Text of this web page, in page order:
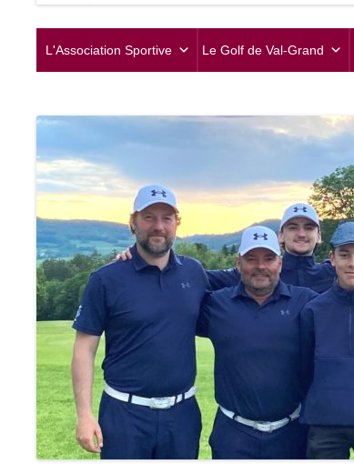
L'Association Sportive Le Golf de Val-Grand